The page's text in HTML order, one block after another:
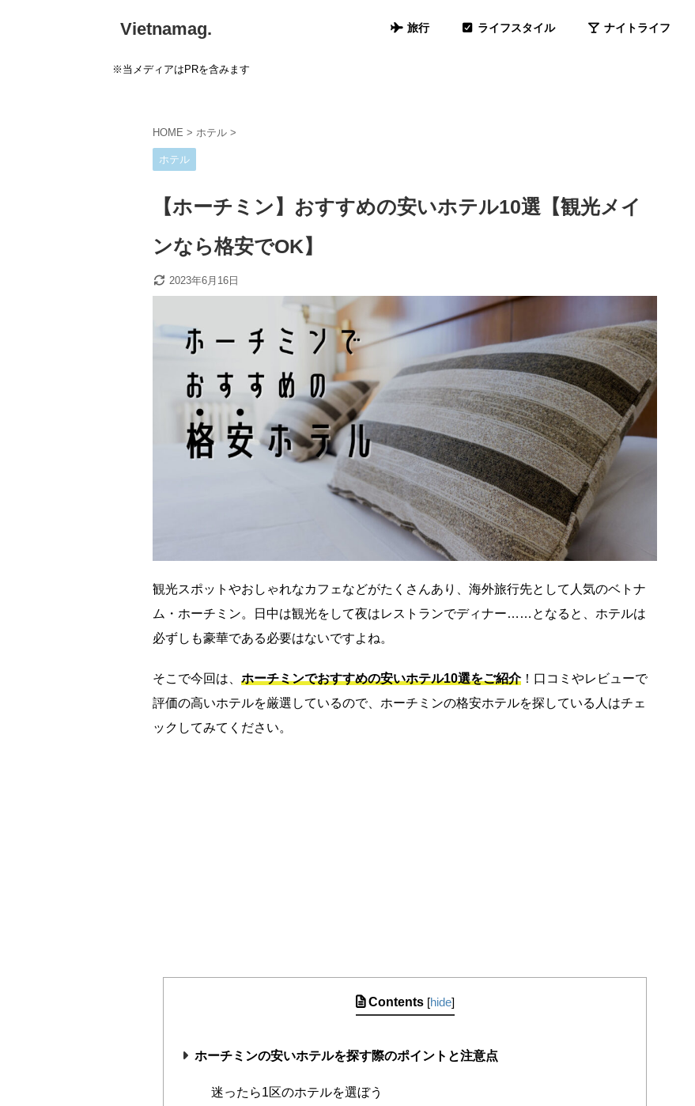
Vietnamag. 旅行 ライフスタイル ナイトライフ
※当メディアはPRを含みます
HOME > ホテル >
ホテル
【ホーチミン】おすすめの安いホテル10選【観光メイ
ンなら格安でOK】
2023年6月16日
観光スポットやおしゃれなカフェなどがたくさんあり、海外旅行先として人気のベトナ
ム・ホーチミン。日中は観光をして夜はレストランでディナー……となると、ホテルは
必ずしも豪華である必要はないですよね。
そこで今回は、 ホーチミンでおすすめの安いホテル10選をご紹介！口コミやレビューで
評価の高いホテルを厳選しているので、ホーチミンの格安ホテルを探している人はチェ
ックしてみてください。
Contents [hide]
ホーチミンの安いホテルを探す際のポイントと注意点
迷ったら1区のホテルを選ぼう